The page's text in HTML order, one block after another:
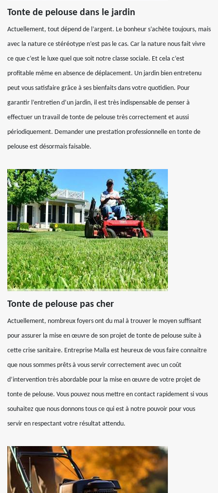
Tonte de pelouse dans le jardin
Actuellement, tout dépend de l’argent. Le bonheur s’achète toujours, mais
avec la nature ce stéréotype n’est pas le cas. Car la nature nous fait vivre
ce que c’est le luxe quel que soit notre classe sociale. Et cela c’est
profitable même en absence de déplacement. Un jardin bien entretenu
peut vous satisfaire grâce à ses bienfaits dans votre quotidien. Pour
garantir l’entretien d’un jardin, il est très indispensable de penser à
effectuer un travail de tonte de pelouse très correctement et aussi
périodiquement. Demander une prestation professionnelle en tonte de
pelouse est désormais faisable.
Tonte de pelouse pas cher
Actuellement, nombreux foyers ont du mal à trouver le moyen suffisant
pour assurer la mise en œuvre de son projet de tonte de pelouse suite à
cette crise sanitaire. Entreprise Malla est heureux de vous faire connaitre
que nous sommes prêts à vous servir correctement avec un coût
d’intervention très abordable pour la mise en œuvre de votre projet de
tonte de pelouse. Vous pouvez nous mettre en contact rapidement si vous
souhaitez que nous donnons tous ce qui est à notre pouvoir pour vous
servir en respectant votre résultat attendu.